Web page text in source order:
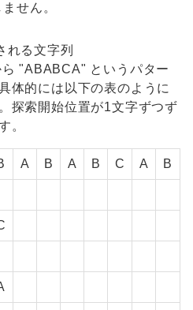
せん。
れる文字列
"ABABCA" というパター
体的には以下の表のように
探索開始位置が1文字ずつず
。
A B A B C A B